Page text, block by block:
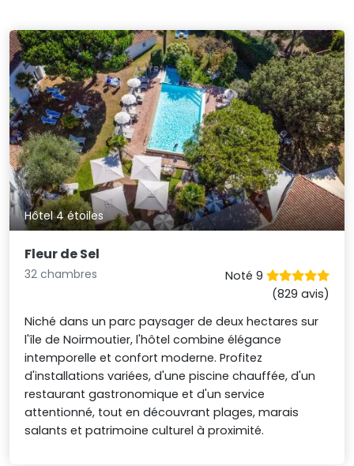
Hôtel 4 étoiles
Fleur de Sel
32 chambres
Noté 9
(829 avis)
Niché dans un parc paysager de deux hectares sur
l'île de Noirmoutier, l'hôtel combine élégance
intemporelle et confort moderne. Profitez
d'installations variées, d'une piscine chauffée, d'un
restaurant gastronomique et d'un service
attentionné, tout en découvrant plages, marais
salants et patrimoine culturel à proximité.